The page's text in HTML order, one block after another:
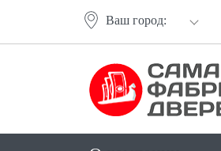
Ваш город: